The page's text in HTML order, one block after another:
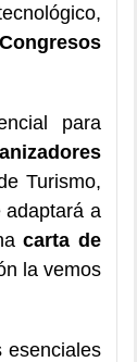
para
Turismo,
adaptará a
carta de
la vemos
esenciales